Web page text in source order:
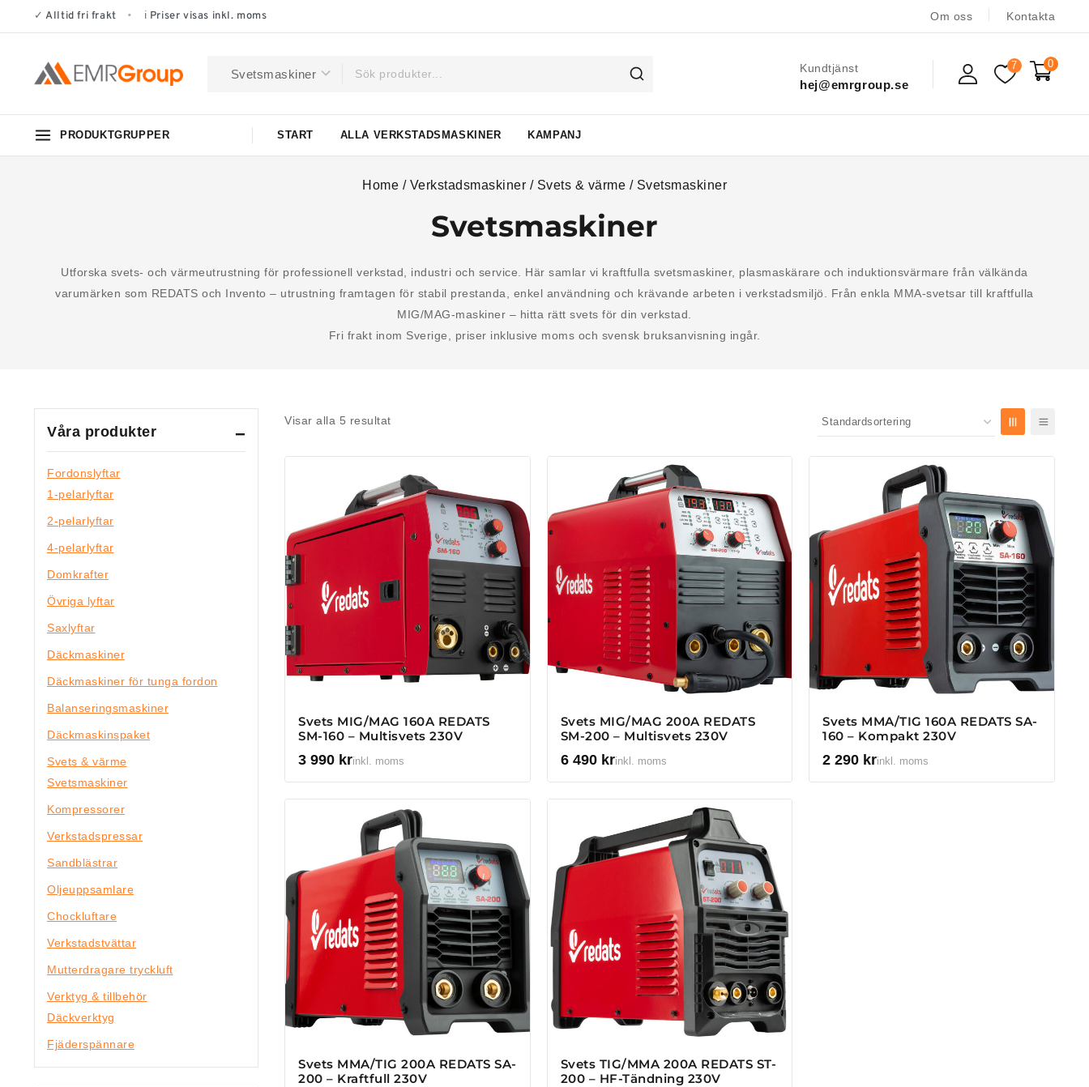
✓ Alltid fri frakt • ℹ Priser visas inkl. moms Om oss Kontakta
Kundtjänst
hej@emrgroup.se
7 0
PRODUKTGRUPPER START ALLA VERKSTADSMASKINER KAMPANJ
Home / Verkstadsmaskiner / Svets & värme / Svetsmaskiner
Svetsmaskiner
Utforska svets- och värmeutrustning för professionell verkstad, industri och service. Här samlar vi kraftfulla svetsmaskiner, plasmaskärare och induktionsvärmare från välkända
varumärken som REDATS och Invento – utrustning framtagen för stabil prestanda, enkel användning och krävande arbeten i verkstadsmiljö. Från enkla MMA-svetsar till kraftfulla
MIG/MAG-maskiner – hitta rätt svets för din verkstad.
Fri frakt inom Sverige, priser inklusive moms och svensk bruksanvisning ingår.
Visar alla 5 resultat
Svets MIG/MAG 160A REDATS
SM-160 – Multisvets 230V
3 990 krinkl. moms
Svets MIG/MAG 200A REDATS
SM-200 – Multisvets 230V
6 490 krinkl. moms
Svets MMA/TIG 160A REDATS SA-
160 – Kompakt 230V
2 290 krinkl. moms
Svets MMA/TIG 200A REDATS SA-
200 – Kraftfull 230V
Svets TIG/MMA 200A REDATS ST-
200 – HF-Tändning 230V
Våra produkter
Fordonslyftar
1-pelarlyftar
2-pelarlyftar
4-pelarlyftar
Domkrafter
Övriga lyftar
Saxlyftar
Däckmaskiner
Däckmaskiner för tunga fordon
Balanseringsmaskiner
Däckmaskinspaket
Svets & värme
Svetsmaskiner
Kompressorer
Verkstadspressar
Sandblästrar
Oljeuppsamlare
Chockluftare
Verkstadstvättar
Mutterdragare tryckluft
Verktyg & tillbehör
Däckverktyg
Fjäderspännare